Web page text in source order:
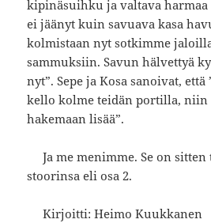
kipinäsuihku ja valtava
ei jäänyt kuin savuava kasa
kolmistaan nyt sotkimme
sammuksiin. Savun hälvettyä
nyt”. Sepe ja Kosa sanoivat,
kello kolme teidän portilla, niin
hakemaan lisää”.
Ja me menimme. Se on sitten
stoorinsa eli osa 2.
Kirjoitti: Heimo Kuukkanen